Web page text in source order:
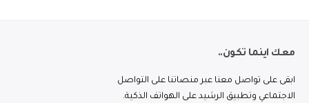
معك اينما تكون..
ابقى على تواصل معنا عبر منصاتنا على التواصل
الاجتماعي وتطبيق الرشيد على الهواتف الذكية.